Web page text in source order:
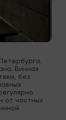
Винная
без
от частных